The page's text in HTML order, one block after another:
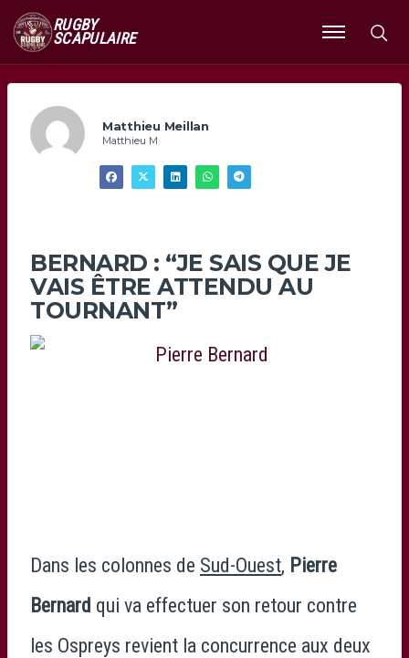
RUGBY
SCAPULAIRE
Ouvrir
le
Matthieu Meillan
Matthieu M
BERNARD : “JE SAIS QUE JE
VAIS ÊTRE ATTENDU AU
TOURNANT”
Dans les colonnes de Sud-Ouest, Pierre
Bernard qui va effectuer son retour contre
les Ospreys revient la concurrence aux deux